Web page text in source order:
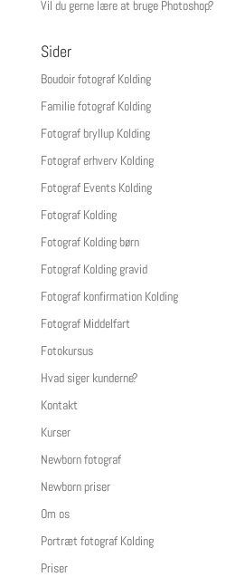
Vil du gerne lære at bruge Photoshop?
Sider
Boudoir fotograf Kolding
Familie fotograf Kolding
Fotograf bryllup Kolding
Fotograf erhverv Kolding
Fotograf Events Kolding
Fotograf Kolding
Fotograf Kolding børn
Fotograf Kolding gravid
Fotograf konfirmation Kolding
Fotograf Middelfart
Fotokursus
Hvad siger kunderne?
Kontakt
Kurser
Newborn fotograf
Newborn priser
Om os
Portræt fotograf Kolding
Priser